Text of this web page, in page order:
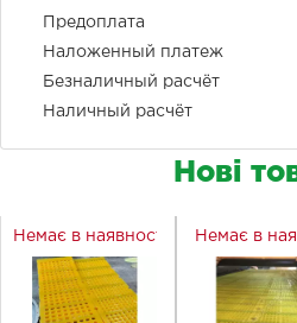
Предоплата
Наложенный платеж
Безналичный расчёт
Наличный расчёт
Нові
Немає в наявності Немає в